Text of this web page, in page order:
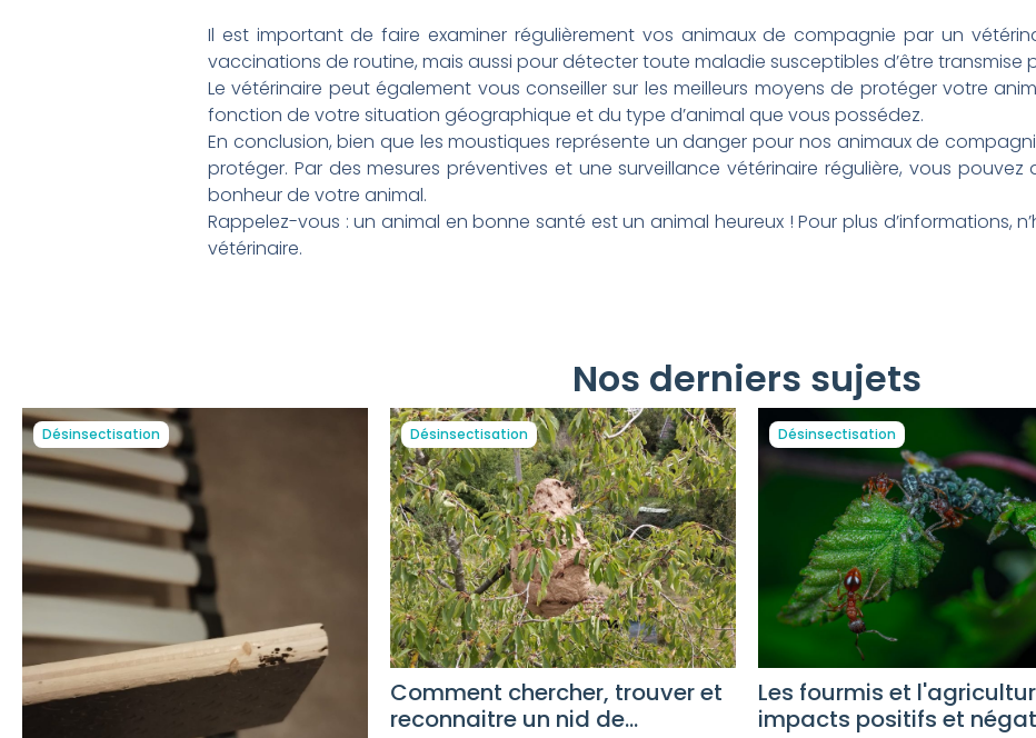
Il est important de faire examiner régulièrement vos animaux de compagnie par un
vaccinations de routine, mais aussi pour détecter toute maladie susceptibles d’être transmise
Le vétérinaire peut également vous conseiller sur les meilleurs moyens de protéger votre
fonction de votre situation géographique et du type d’animal que vous possédez.
En conclusion, bien que les moustiques représente un danger pour nos animaux de
protéger. Par des mesures préventives et une surveillance vétérinaire régulière, vous
bonheur de votre animal.
Rappelez-vous : un animal en bonne santé est un animal heureux ! Pour plus d’informations,
vétérinaire.
Nos derniers sujets
Désinsectisation Désinsectisation
Comment chercher, trouver et
reconnaitre un nid de...
Désinsectisation
Les fourmis et
impacts positifs et